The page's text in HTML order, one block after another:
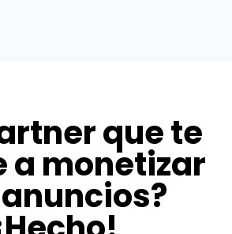
que te
a monetizar